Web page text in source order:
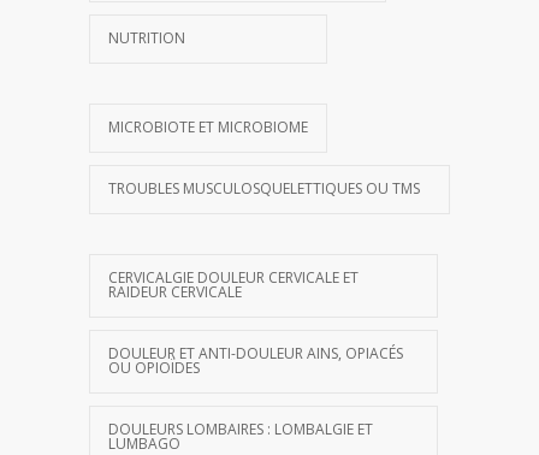
NUTRITION
MICROBIOTE ET MICROBIOME
TROUBLES MUSCULOSQUELETTIQUES OU TMS
CERVICALGIE DOULEUR CERVICALE ET
RAIDEUR CERVICALE
DOULEUR ET ANTI-DOULEUR AINS, OPIACÉS
OU OPIOÏDES
DOULEURS LOMBAIRES : LOMBALGIE ET
LUMBAGO